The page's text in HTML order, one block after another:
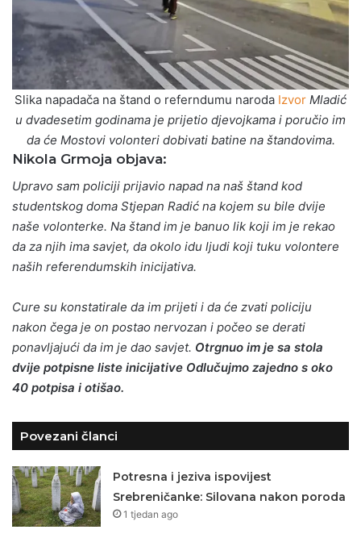
Slika napadača na štand o referndumu naroda Izvor Mladić
u dvadesetim godinama je prijetio djevojkama i poručio im
da će Mostovi volonteri dobivati batine na štandovima.
Nikola Grmoja objava:
Upravo sam policiji prijavio napad na naš štand kod
studentskog doma Stjepan Radić na kojem su bile dvije
naše volonterke. Na štand im je banuo lik koji im je rekao
da za njih ima savjet, da okolo idu ljudi koji tuku volontere
naših referendumskih inicijativa.
Cure su konstatirale da im prijeti i da će zvati policiju
nakon čega je on postao nervozan i počeo se derati
ponavljajući da im je dao savjet. Otrgnuo im je sa stola
dvije potpisne liste inicijative Odlučujmo zajedno s oko
40 potpisa i otišao.
Povezani članci
Potresna i jeziva ispovijest
Srebreničanke: Silovana nakon poroda
1 tjedan ago